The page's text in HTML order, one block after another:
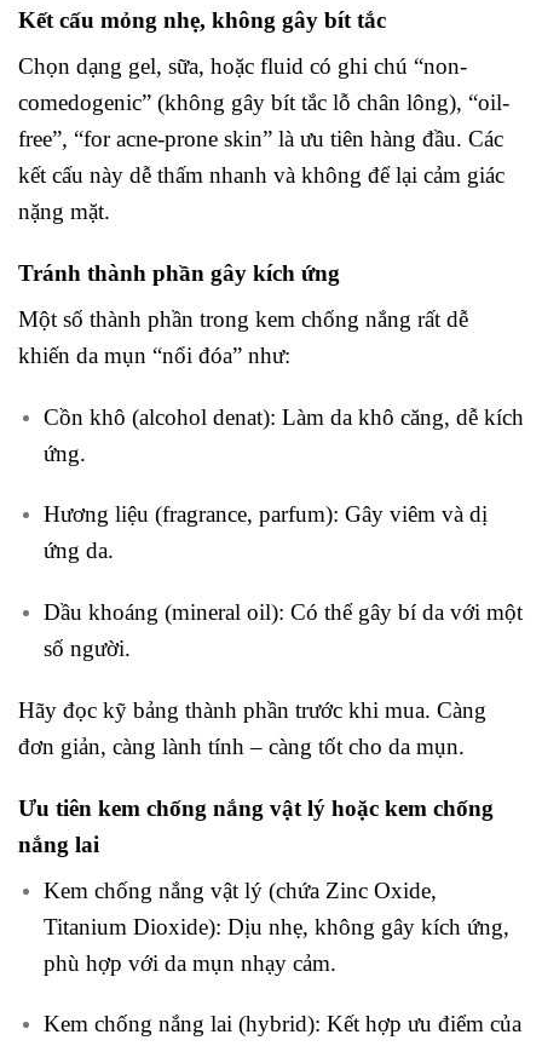
Kết cấu mỏng nhẹ, không gây bít tắc
Chọn dạng gel, sữa, hoặc fluid có ghi chú “non-
comedogenic” (không gây bít tắc lỗ chân lông), “oil-
free”, “for acne-prone skin” là ưu tiên hàng đầu. Các
kết cấu này dễ thấm nhanh và không để lại cảm giác
nặng mặt.
Tránh thành phần gây kích ứng
Một số thành phần trong kem chống nắng rất dễ
khiến da mụn “nổi đóa” như:
Cồn khô (alcohol denat): Làm da khô căng, dễ kích
ứng.
Hương liệu (fragrance, parfum): Gây viêm và dị
ứng da.
Dầu khoáng (mineral oil): Có thể gây bí da với một
số người.
Hãy đọc kỹ bảng thành phần trước khi mua. Càng
đơn giản, càng lành tính – càng tốt cho da mụn.
Ưu tiên kem chống nắng vật lý hoặc kem chống
nắng lai
Kem chống nắng vật lý (chứa Zinc Oxide,
Titanium Dioxide): Dịu nhẹ, không gây kích ứng,
phù hợp với da mụn nhạy cảm.
Kem chống nắng lai (hybrid): Kết hợp ưu điểm của